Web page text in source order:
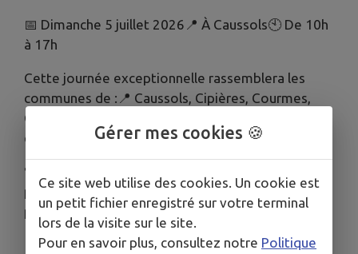
📅 Dimanche 5 juillet 2026📍 À Caussols🕙 De 10h
à 17h
Cette journée exceptionnelle rassemblera les
communes de :📍 Caussols, Cipières, Courmes,
Coursegoules, Gourdon, Gréolières et La Roque-
en-Provence.
💚 Placé sous le signe de la convivialité, du
partage et de l’esprit d’équipe, cet événement
promet un moment festif pour petits et grands !
👨‍👩‍👧‍👦 En famille, entre amis ou entre voisins,
Gérer mes cookies 🍪
Ce site web utilise des cookies. Un cookie est
un petit fichier enregistré sur votre terminal
lors de la visite sur le site.
Pour en savoir plus, consultez notre Politique